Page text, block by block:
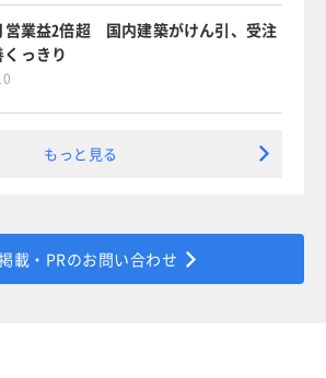
営業益2倍超 国内建築がけん引、受注
っきり
もっと見る
載・PRのお問い合わせ